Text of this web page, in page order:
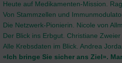
Heute auf Medikamenten-Mission.
Von Stammzellen und
Die Netzwerk-Pionierin. Nicole von
Der Blick ins Erbgut. Christiane Zweier
Alle Krebsdaten im Blick. Andrea
«Ich bringe Sie sicher ans Ziel».